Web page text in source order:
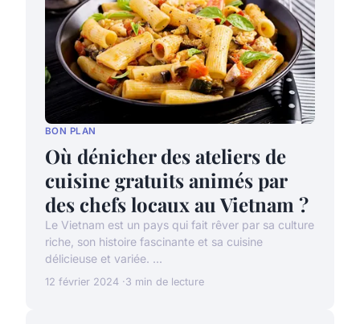
BON PLAN
Où dénicher des ateliers de
cuisine gratuits animés par
des chefs locaux au Vietnam ?
Le Vietnam est un pays qui fait rêver par sa culture
riche, son histoire fascinante et sa cuisine
délicieuse et variée. ...
12 février 2024 3 min de lecture